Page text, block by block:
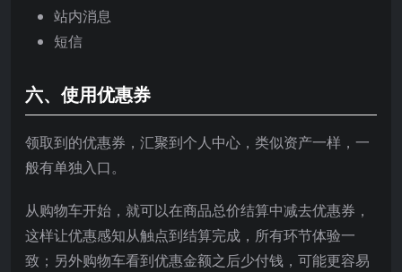
站内消息
短信
六、使用优惠券
领取到的优惠券，汇聚到个人中心，类似资产一样，一
般有单独入口。
从购物车开始，就可以在商品总价结算中减去优惠券，
这样让优惠感知从触点到结算完成，所有环节体验一
致；另外购物车看到优惠金额之后少付钱，可能更容易